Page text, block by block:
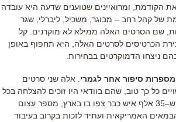
הקודמת ומרואיינים שטוענים שדעה היא עובדה
של קהל רחב – מבוגר משכיל ליברלי שגר
שם הסרטים האלה ממילא לא מוקרנים קל
הכרטיסים לסרטים האלה
היא תחפוף באופן
ניצחו הדמוקרטים בבחירות
מספרות סיפור אחר לגמרי
אלה שני סרטים
כל כך טוב שהם בוודאי היו זוכים להצלחה בכל
ש–
35 אלף איש כבר צפו בו בארץ מספר עצום
האמריקאית ועתיד לזכות בקרוב בעיבוד